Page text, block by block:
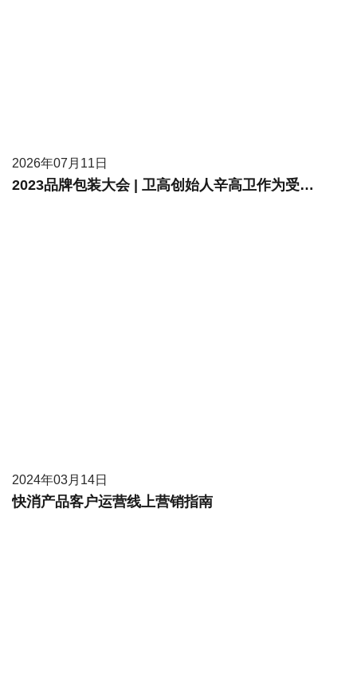
2026年07月11日
2023品牌包装大会 | 卫高创始人辛高卫作为受邀嘉宾进行现场分享
2024年03月14日
快消产品客户运营线上营销指南